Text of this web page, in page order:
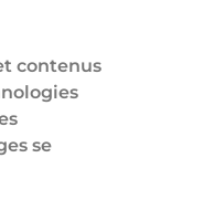
contenus
se